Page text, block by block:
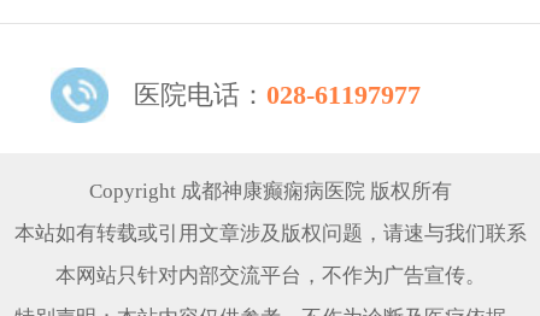
医院电话： 028-61197977
Copyright 成都神康癫痫病医院 版权所有
本站如有转载或引用文章涉及版权问题，请速与我们联系
本网站只针对内部交流平台，不作为广告宣传。